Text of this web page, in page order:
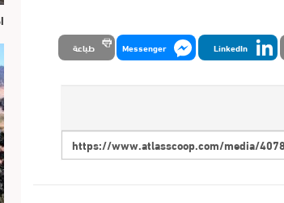
LinkedIn
Messenger طباعة